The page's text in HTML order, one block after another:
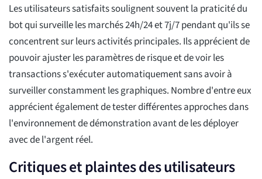
Les utilisateurs satisfaits soulignent souvent la praticité du
bot qui surveille les marchés 24h/24 et 7j/7 pendant qu'ils se
concentrent sur leurs activités principales. Ils apprécient de
pouvoir ajuster les paramètres de risque et de voir les
transactions s'exécuter automatiquement sans avoir à
surveiller constamment les graphiques. Nombre d'entre eux
apprécient également de tester différentes approches dans
l'environnement de démonstration avant de les déployer
avec de l'argent réel.
Critiques et plaintes des utilisateurs